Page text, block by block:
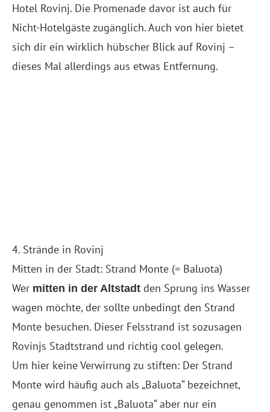
Hotel Rovinj. Die Promenade davor ist auch für
Nicht-Hotelgäste zugänglich. Auch von hier bietet
sich dir ein wirklich hübscher Blick auf Rovinj –
dieses Mal allerdings aus etwas Entfernung.
4. Strände in Rovinj
Mitten in der Stadt: Strand Monte (= Baluota)
Wer mitten in der Altstadt den Sprung ins Wasser
wagen möchte, der sollte unbedingt den Strand
Monte besuchen. Dieser Felsstrand ist sozusagen
Rovinjs Stadtstrand und richtig cool gelegen.
Um hier keine Verwirrung zu stiften: Der Strand
Monte wird häufig auch als „Baluota“ bezeichnet,
genau genommen ist „Baluota“ aber nur ein